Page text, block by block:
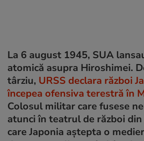
La 6 august 1945, SUA
atomică asupra Hiroshimei.
târziu, URSS declara război
începea ofensiva terestră în
Colosul militar care fusese
atunci în teatrul de război din
care Japonia aștepta o